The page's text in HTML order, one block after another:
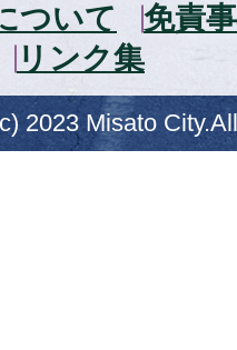
ついて
免責
リンク集
2023 Misato